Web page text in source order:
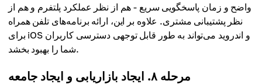
واضح و زمان پاسخگویی سریع - هم از نظر عملکرد پلتفرم و هم از
نظر پشتیبانی مشتری. علاوه بر این، ارائه برنامه‌های تلفن همراه
برای iOS و اندروید می‌تواند به طور قابل توجهی دسترسی کاربران
شما را بهبود بخشد.
مرحله ۸. ایجاد بازاریابی و ایجاد جامعه